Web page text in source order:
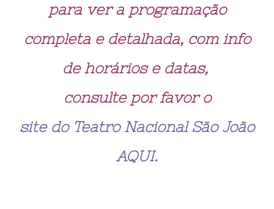
para ver a programação
completa e detalhada, com info
de horários e datas,
consulte por favor o
site do Teatro Nacional São João
AQUI.